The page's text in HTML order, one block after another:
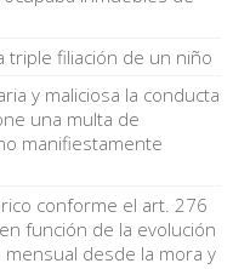
triple filiación de un niño
y maliciosa la conducta
una multa de
manifiestamente
conforme el art. 276
función de la evolución
mensual desde la mora y